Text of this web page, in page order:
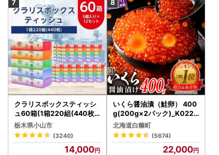
クラリスボックスティッシ
ュ60箱(1箱220組(440枚))
(5個入り×12セット)【配送
不可地域：離島・沖縄県】
【1256759】
栃木県小山市
(3240)
14,000
いくら醤油漬（鮭卵） 400
g(200g×2パック)_K022-
1676
北海道白糠町
(5674)
22,000